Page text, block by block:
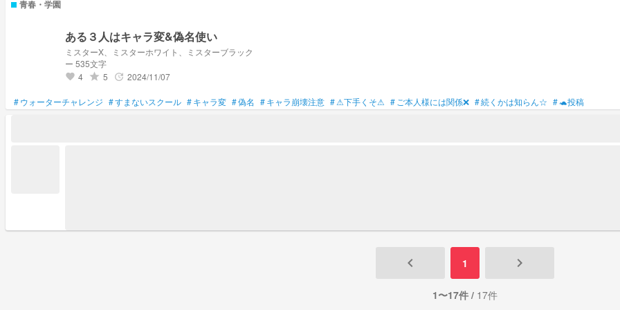
青春・学園
ある３人はキャラ変&偽名使い
ミスターX、ミスターホワイト、ミスターブラック
ー 535文字
favorite 4 grade 5 update 2024/11/07
#ウォーターチャレンジ #すまないスクール #キャラ変 #偽名 #キャラ崩壊注意 #⚠下手くそ⚠ # ご本人様には関係❌ #続くかは知らん☆ #🐢投稿
keyboard_arrow_left 1 keyboard_arrow_right
1〜17件 / 17件